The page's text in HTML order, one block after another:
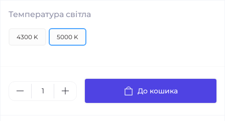
Температура світла
4300 K 5000 K
До кошика